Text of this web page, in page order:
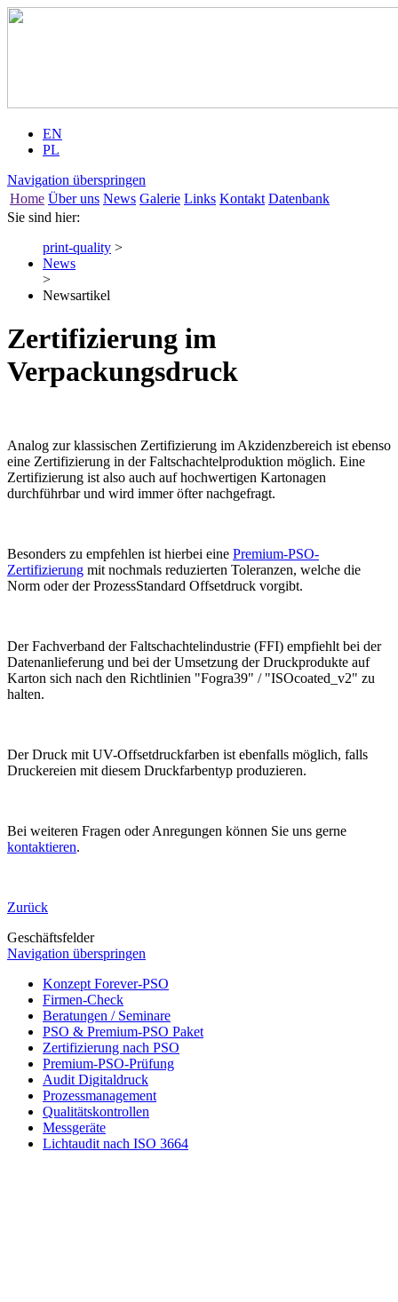
EN
PL
Navigation überspringen
Home Über uns News Galerie Links Kontakt Datenbank
Sie sind hier:
print-quality >
News
>
Newsartikel
Zertifizierung im
Verpackungsdruck
Analog zur klassischen Zertifizierung im Akzidenzbereich ist ebenso
eine Zertifizierung in der Faltschachtelproduktion möglich. Eine
Zertifizierung ist also auch auf hochwertigen Kartonagen
durchführbar und wird immer öfter nachgefragt.
Besonders zu empfehlen ist hierbei eine Premium-PSO-
Zertifizierung mit nochmals reduzierten Toleranzen, welche die
Norm oder der ProzessStandard Offsetdruck vorgibt.
Der Fachverband der Faltschachtelindustrie (FFI) empfiehlt bei der
Datenanlieferung und bei der Umsetzung der Druckprodukte auf
Karton sich nach den Richtlinien "Fogra39" / "ISOcoated_v2" zu
halten.
Der Druck mit UV-Offsetdruckfarben ist ebenfalls möglich, falls
Druckereien mit diesem Druckfarbentyp produzieren.
Bei weiteren Fragen oder Anregungen können Sie uns gerne
kontaktieren.
Zurück
Geschäftsfelder
Navigation überspringen
Konzept Forever-PSO
Firmen-Check
Beratungen / Seminare
PSO & Premium-PSO Paket
Zertifizierung nach PSO
Premium-PSO-Prüfung
Audit Digitaldruck
Prozessmanagement
Qualitätskontrollen
Messgeräte
Lichtaudit nach ISO 3664